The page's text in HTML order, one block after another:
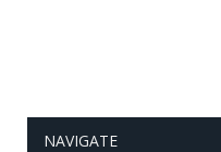
NAVIGATE